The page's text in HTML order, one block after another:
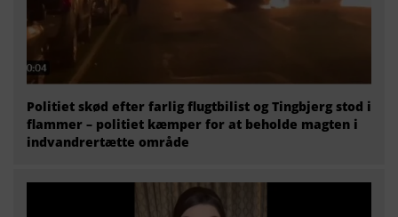
Politiet skød efter farlig flugtbilist og Tingbjerg stod i
flammer – politiet kæmper for at beholde magten i
indvandrertætte område